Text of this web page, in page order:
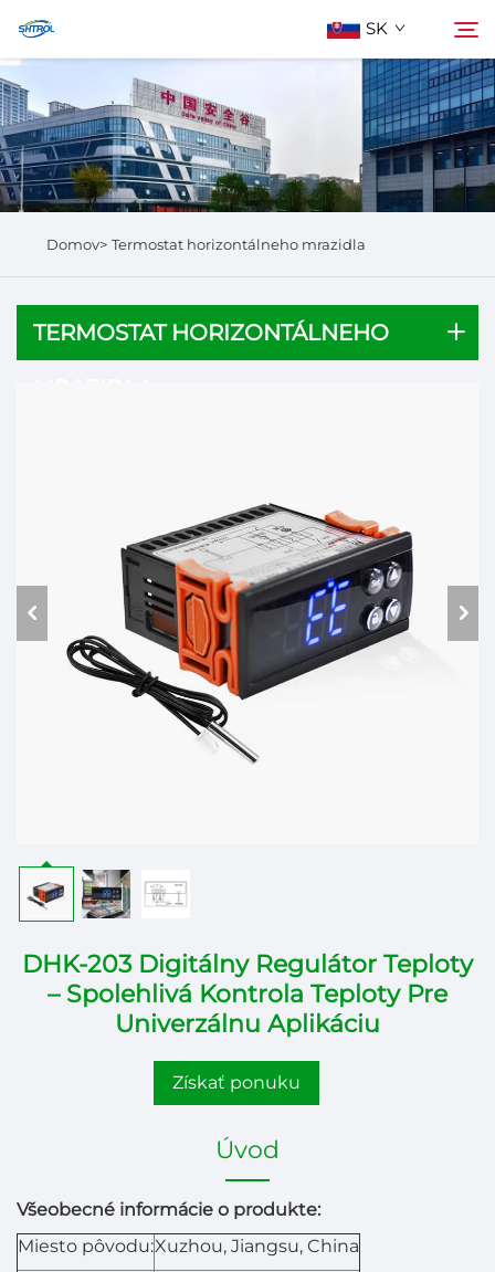
SK
O Nás
Výrobky
Hľadať
Domov> Termostat horizontálneho mrazidla
TERMOSTAT HORIZONTÁLNEHO
DHK-203 Digitálny Regulátor Teploty
– Spolehlivá Kontrola Teploty Pre
Univerzálnu Aplikáciu
Získať ponuku
Úvod
Všeobecné informácie o produkte:
Miesto pôvodu:Xuzhou, Jiangsu, China